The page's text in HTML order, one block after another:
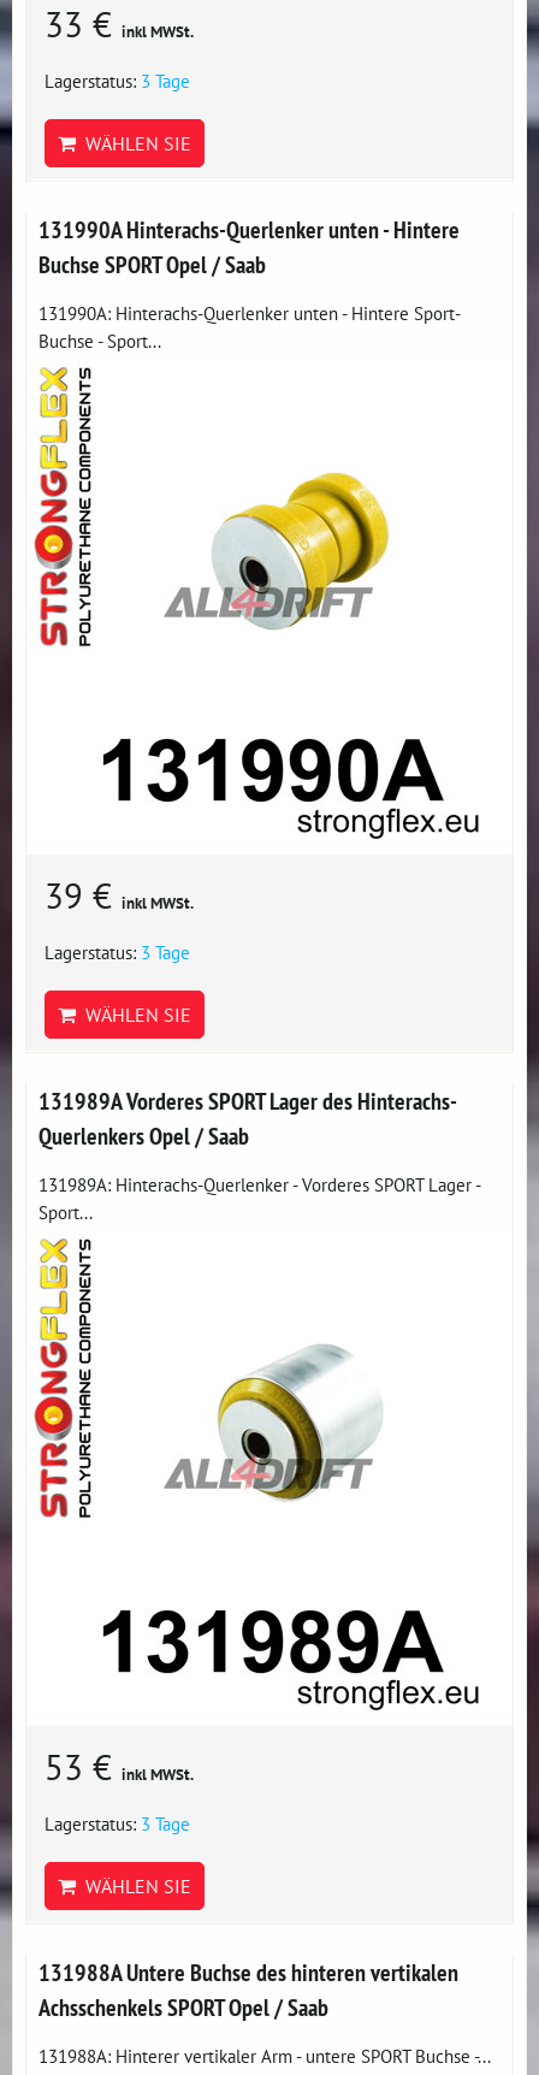
33 € inkl MWSt.
Lagerstatus: 3 Tage
WÄHLEN SIE
131990A Hinterachs-Querlenker unten - Hintere
Buchse SPORT Opel / Saab
131990A: Hinterachs-Querlenker unten - Hintere Sport-
Buchse - Sport...
39 € inkl MWSt.
Lagerstatus: 3 Tage
WÄHLEN SIE
131989A Vorderes SPORT Lager des Hinterachs-
Querlenkers Opel / Saab
131989A: Hinterachs-Querlenker - Vorderes SPORT Lager -
Sport...
53 € inkl MWSt.
Lagerstatus: 3 Tage
WÄHLEN SIE
131988A Untere Buchse des hinteren vertikalen
Achsschenkels SPORT Opel / Saab
131988A: Hinterer vertikaler Arm - untere SPORT Buchse -...